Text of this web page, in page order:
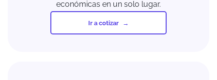
económicas en un solo lugar.
Ir a cotizar